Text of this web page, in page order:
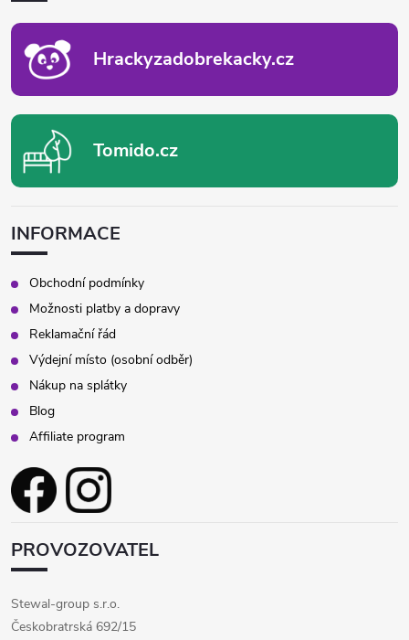
Hrackyzadobrekacky.cz
Tomido.cz
INFORMACE
Obchodní podmínky
Možnosti platby a dopravy
Reklamační řád
Výdejní místo (osobní odběr)
Nákup na splátky
Blog
Affiliate program
PROVOZOVATEL
Stewal-group s.r.o.
Českobratrská 692/15